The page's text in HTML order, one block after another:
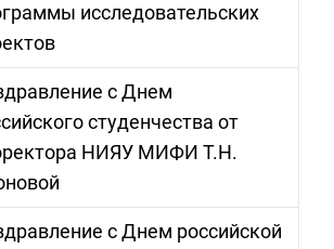
исследовательских
с Днем
студенчества от
НИЯУ МИФИ Т.Н.
с Днем российской